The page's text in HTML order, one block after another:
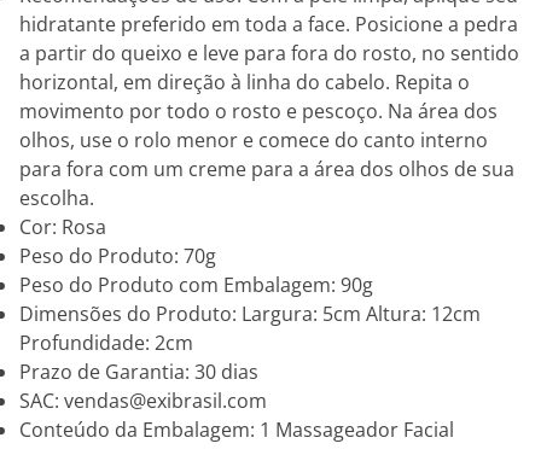
hidratante preferido em toda a face. Posicione a pedra
a partir do queixo e leve para fora do rosto, no sentido
horizontal, em direção à linha do cabelo. Repita o
movimento por todo o rosto e pescoço. Na área dos
olhos, use o rolo menor e comece do canto interno
para fora com um creme para a área dos olhos de sua
escolha.
Cor: Rosa
Peso do Produto: 70g
Peso do Produto com Embalagem: 90g
Dimensões do Produto: Largura: 5cm Altura: 12cm
Profundidade: 2cm
Prazo de Garantia: 30 dias
SAC: vendas@exibrasil.com
Conteúdo da Embalagem: 1 Massageador Facial